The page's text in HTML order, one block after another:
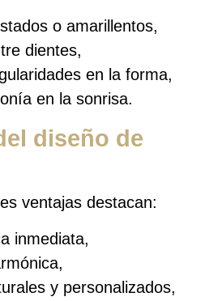
o amarillentos,
dientes,
en la forma,
en la sonrisa.
diseño de
ventajas destacan:
inmediata,
y personalizados,